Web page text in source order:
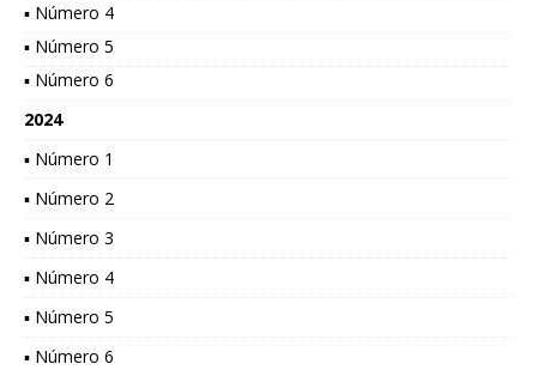
▪ Número 4
▪ Número 5
▪ Número 6
2024
▪ Número 1
▪ Número 2
▪ Número 3
▪ Número 4
▪ Número 5
▪ Número 6